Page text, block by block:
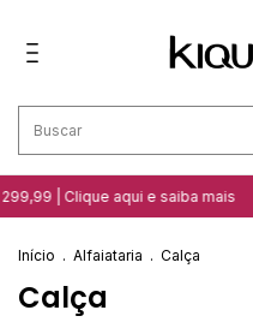
| Clique aqui e saiba mais
Início . Alfaiataria . Calça
Calça